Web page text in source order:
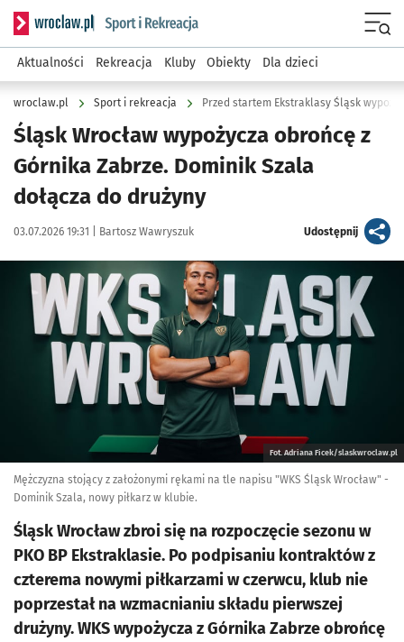
Serwis informacyjny wroclaw.pl podserwis: Sport i rekreacja
Aktualności Rekreacja Kluby Obiekty Dla dzieci
wroclaw.pl Sport i rekreacja Przed startem Ekstraklasy Śląsk
Śląsk Wrocław wypożycza obrońcę z
Górnika Zabrze. Dominik Szala
dołącza do drużyny
Data publikacji:
03.07.2026 19:31 | Autor:
Bartosz Wawryszuk Udostępnijartykuł
Kliknij, aby powiększyć
Fot. Adriana Ficek/slaskwroclaw.pl
Mężczyzna stojący z założonymi rękami na tle napisu "WKS Śląsk Wrocław" -
Dominik Szala, nowy piłkarz w klubie.
Śląsk Wrocław zbroi się na rozpoczęcie sezonu w
PKO BP Ekstraklasie. Po podpisaniu kontraktów z
czterema nowymi piłkarzami w czerwcu, klub nie
poprzestał na wzmacnianiu składu pierwszej
drużyny. WKS wypożycza z Górnika Zabrze obrońcę